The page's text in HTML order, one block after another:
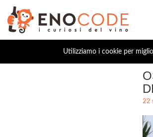
Utilizziamo i cookie per
22